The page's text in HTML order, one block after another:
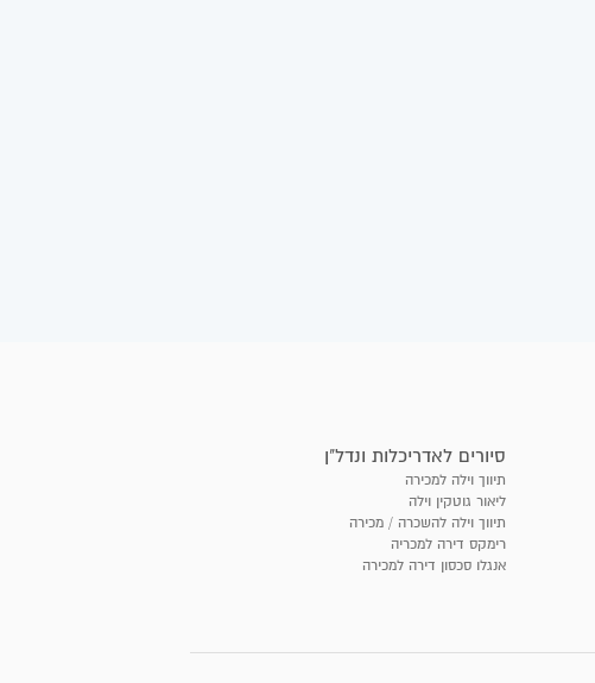
סיורים לאדריכלות ונדל"ן
תיווך וילה למכירה
ליאור גוטקין וילה
תיווך וילה להשכרה / מכירה
רימקס דירה למכריה
אנגלו סכסון דירה למכירה